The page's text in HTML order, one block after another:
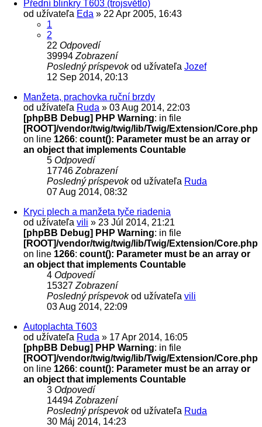
Přední blinkry T603 (trojsvětlo)
od užívateľa Eda » 22 Apr 2005, 16:43
1
2
22 Odpovedí
39994 Zobrazení
Posledný príspevokod užívateľa Jozef
12 Sep 2014, 20:13
Manžeta, prachovka ruční brzdy
od užívateľa Ruda » 03 Aug 2014, 22:03
[phpBB Debug] PHP Warning: in file
[ROOT]/vendor/twig/twig/lib/Twig/Extension/Core.php
on line 1266: count(): Parameter must be an array or
an object that implements Countable
5 Odpovedí
17746 Zobrazení
Posledný príspevokod užívateľa Ruda
07 Aug 2014, 08:32
Kryci plech a manžeta tyče riadenia
od užívateľa vili » 23 Júl 2014, 21:21
[phpBB Debug] PHP Warning: in file
[ROOT]/vendor/twig/twig/lib/Twig/Extension/Core.php
on line 1266: count(): Parameter must be an array or
an object that implements Countable
4 Odpovedí
15327 Zobrazení
Posledný príspevokod užívateľa vili
03 Aug 2014, 22:09
Autoplachta T603
od užívateľa Ruda » 17 Apr 2014, 16:05
[phpBB Debug] PHP Warning: in file
[ROOT]/vendor/twig/twig/lib/Twig/Extension/Core.php
on line 1266: count(): Parameter must be an array or
an object that implements Countable
3 Odpovedí
14494 Zobrazení
Posledný príspevokod užívateľa Ruda
30 Máj 2014, 14:23